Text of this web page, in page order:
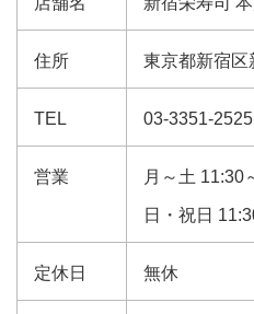
住所 東京都新宿区
TEL 03-3351-2525
営業 月～土 11:30
日・祝日
定休日 無休